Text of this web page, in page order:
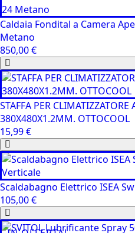
Caldaia Fondital a Camera
Metano
850,00€
STAFFA PER CLIMATIZZATORE
380X480X1.2MM. OTTOCOOL
15,99€
Scaldabagno Elettrico ISEA
105,00€